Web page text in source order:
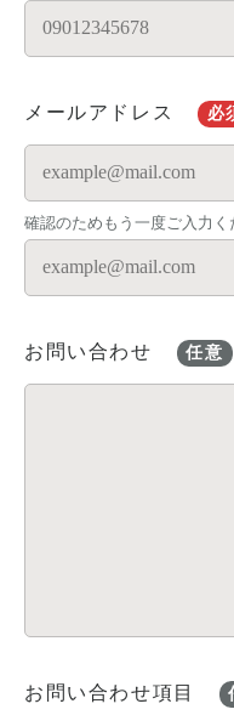
メールアドレス 必
確認のためもう一度ご入力く
お問い合わせ 任意
お問い合わせ項目